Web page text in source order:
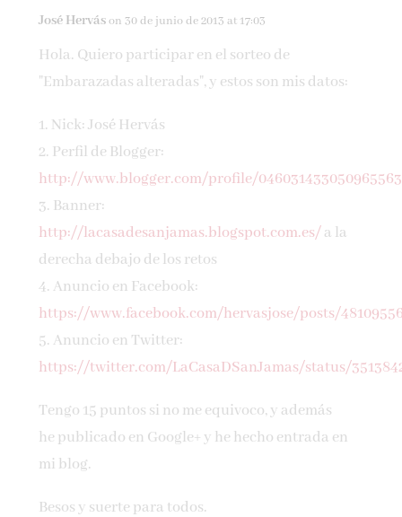
José Herváson 30 de junio de 2013 at 17:03
Hola. Quiero participar en el sorteo de
"Embarazadas alteradas", y estos son mis datos:
1. Nick: José Hervás
2. Perfil de Blogger:
http://www.blogger.com/profile/
3. Banner:
http://lacasadesanjamas.blogspot.com.es/a la
derecha debajo de los retos
4. Anuncio en Facebook:
https://www.facebook.com/hervasjose/posts/
5. Anuncio en Twitter:
https://twitter.com/LaCasaDSanJamas/status/
Tengo 15 puntos si no me equivoco, y además
he publicado en Google+ y he hecho entrada en
mi blog.
Besos y suerte para todos.